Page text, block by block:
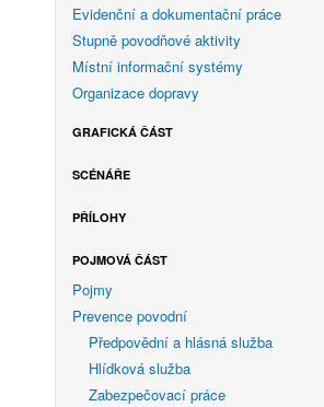
Evidenční a dokumentační práce
Stupně povodňové aktivity
Místní informační systémy
Organizace dopravy
GRAFICKÁ ČÁST
SCÉNÁŘE
PŘÍLOHY
POJMOVÁ ČÁST
Pojmy
Prevence povodní
Předpovědní a hlásná služba
Hlídková služba
Zabezpečovací práce